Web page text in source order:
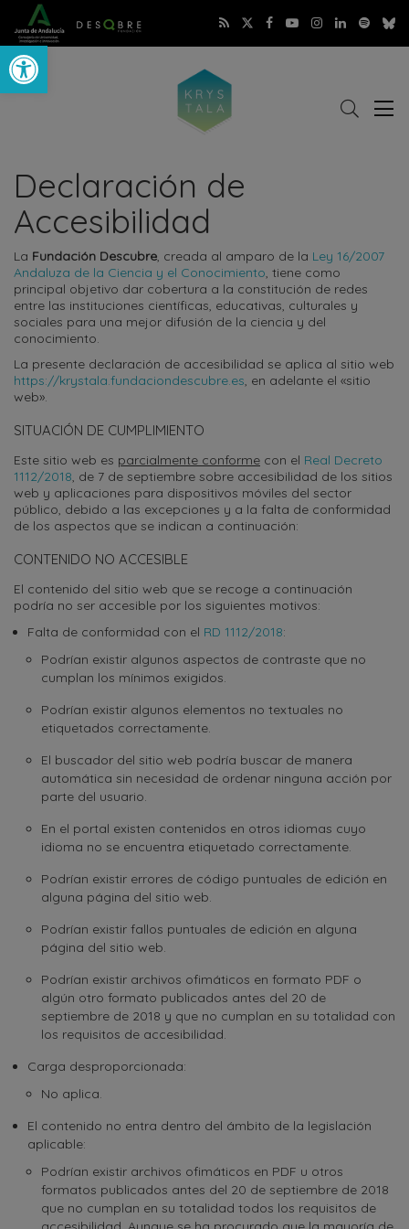
Abrir barra de herramientas
Buscar
Declaración de
Accesibilidad
La Fundación Descubre , creada al amparo de la Ley 16/2007
Andaluza de la Ciencia y el Conocimiento , tiene como
principal objetivo dar cobertura a la constitución de redes
entre las instituciones científicas, educativas, culturales y
sociales para una mejor difusión de la ciencia y del
conocimiento.
La presente declaración de accesibilidad se aplica al sitio web
https://krystala.fundaciondescubre.es , en adelante el «sitio
web».
SITUACIÓN DE CUMPLIMIENTO
Este sitio web es parcialmente conforme con el Real Decreto
1112/2018 , de 7 de septiembre sobre accesibilidad de los sitios
web y aplicaciones para dispositivos móviles del sector
público, debido a las excepciones y a la falta de conformidad
de los aspectos que se indican a continuación:
CONTENIDO NO ACCESIBLE
El contenido del sitio web que se recoge a continuación
podría no ser accesible por los siguientes motivos:
Falta de conformidad con el RD 1112/2018:
Podrían existir algunos aspectos de contraste que no
cumplan los mínimos exigidos.
Podrían existir algunos elementos no textuales no
etiquetados correctamente.
El buscador del sitio web podría buscar de manera
automática sin necesidad de ordenar ninguna acción por
parte del usuario.
En el portal existen contenidos en otros idiomas cuyo
idioma no se encuentra etiquetado correctamente.
Podrían existir errores de código puntuales de edición en
alguna página del sitio web.
Podrían existir fallos puntuales de edición en alguna
página del sitio web.
Podrían existir archivos ofimáticos en formato PDF o
algún otro formato publicados antes del 20 de
septiembre de 2018 y que no cumplan en su totalidad con
los requisitos de accesibilidad.
Carga desproporcionada:
No aplica.
El contenido no entra dentro del ámbito de la legislación
aplicable:
Podrían existir archivos ofimáticos en PDF u otros
formatos publicados antes del 20 de septiembre de 2018
que no cumplan en su totalidad todos los requisitos de